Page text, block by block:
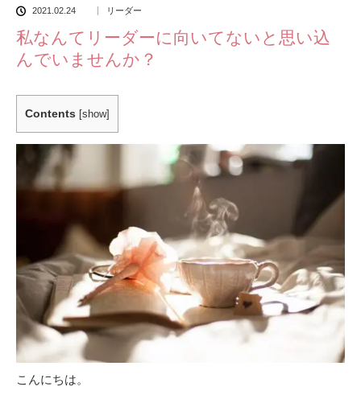
2021.02.24 リーダー
私なんてリーダーに向いてないと思い込
んでいませんか？
Contents [show]
こんにちは。